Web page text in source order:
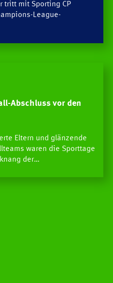
tritt mit Sporting CP
League-
Abschluss vor den
Eltern und glänzende
waren die Sporttage
der…